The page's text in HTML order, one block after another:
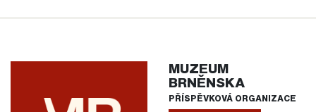
MUZEUM
BRNĚNSKA
PŘÍSPĚVKOVÁ ORGANIZACE